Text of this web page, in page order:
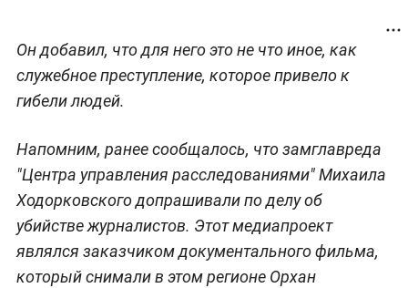
Он добавил, что для него это не что иное, как
служебное преступление, которое привело к
гибели людей.
Напомним, ранее сообщалось, что замглавреда
"Центра управления расследованиями" Михаила
Ходорковского допрашивали по делу об
убийстве журналистов. Этот медиапроект
являлся заказчиком документального фильма,
который снимали в этом регионе Орхан